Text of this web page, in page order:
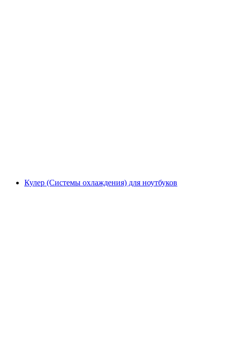
Кулер (Системы охлаждения) для ноутбуков